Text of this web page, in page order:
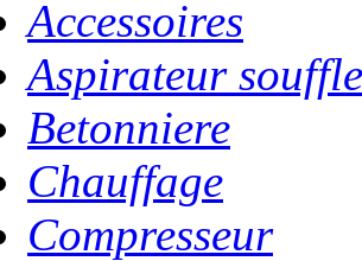
Accessoires
Aspirateur
Betonniere
Chauffage
Compresseur